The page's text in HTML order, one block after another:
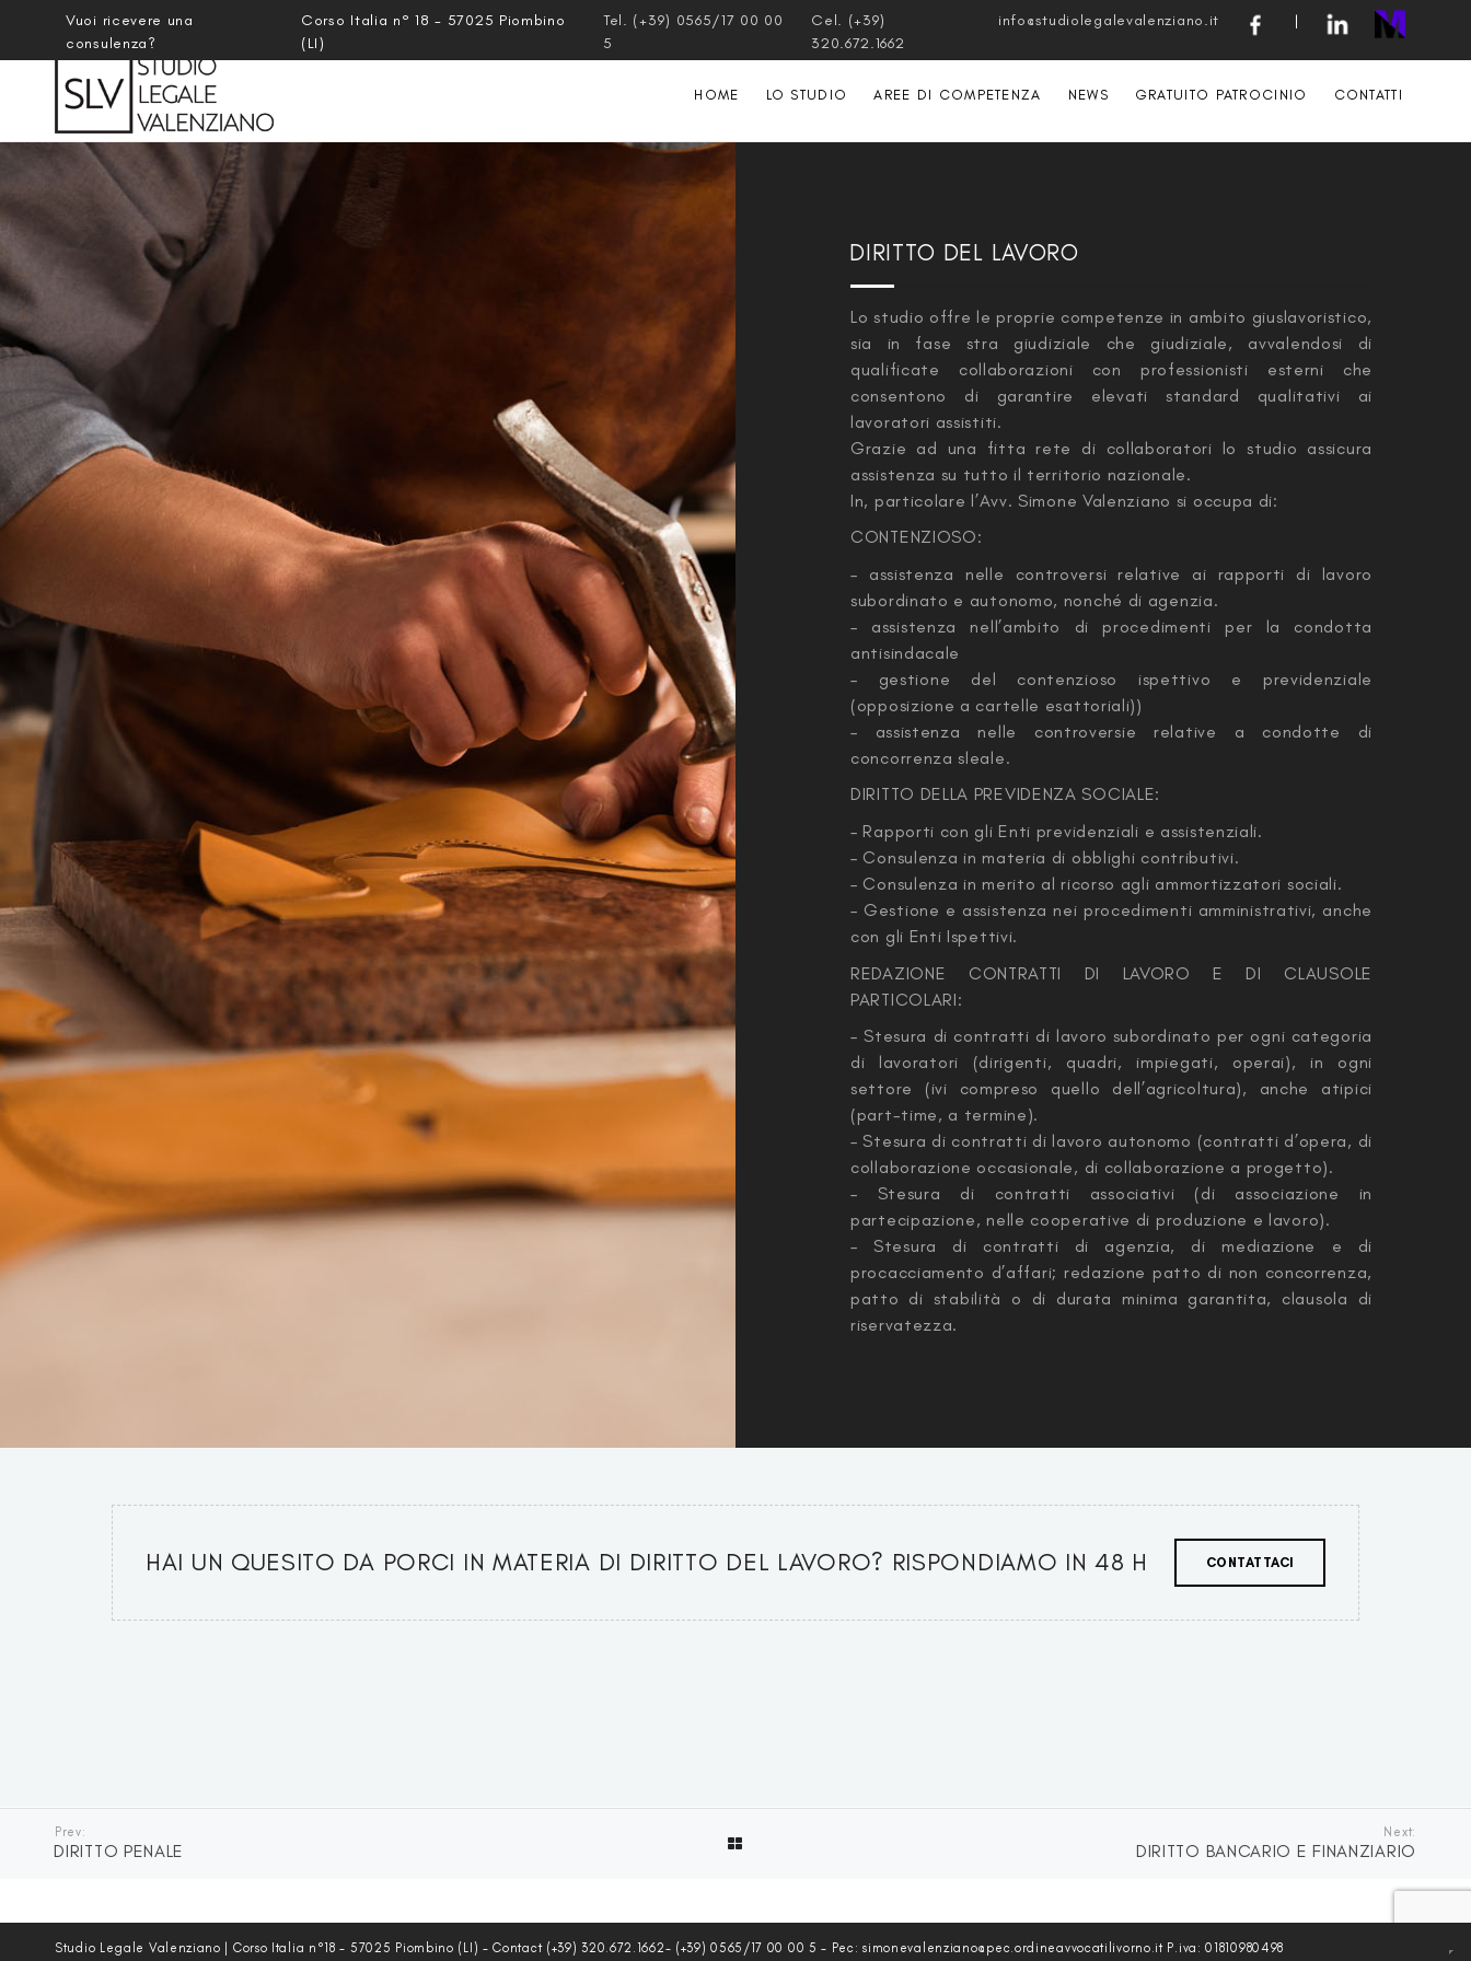
Vuoi ricevere una
consulenza?
Corso Italia n° 18 - 57025 Piombino
(LI)
Tel. (+39) 0565/17 00 00
5
Cel. (+39)
320.672.1662
info@studiolegalevalenziano.it |
HOME LO STUDIO AREE DI COMPETENZA NEWS GRATUITO PATROCINIO CONTATTI
DIRITTO DEL LAVORO
Lo studio offre le proprie competenze in ambito giuslavoristico,
sia in fase stra giudiziale che giudiziale, avvalendosi di
qualificate collaborazioni con professionisti esterni che
consentono di garantire elevati standard qualitativi ai
lavoratori assistiti.
Grazie ad una fitta rete di collaboratori lo studio assicura
assistenza su tutto il territorio nazionale.
In, particolare l’Avv. Simone Valenziano si occupa di:
CONTENZIOSO:
– assistenza nelle controversi relative ai rapporti di lavoro
subordinato e autonomo, nonché di agenzia.
– assistenza nell’ambito di procedimenti per la condotta
antisindacale
– gestione del contenzioso ispettivo e previdenziale
(opposizione a cartelle esattoriali))
– assistenza nelle controversie relative a condotte di
concorrenza sleale.
DIRITTO DELLA PREVIDENZA SOCIALE:
– Rapporti con gli Enti previdenziali e assistenziali.
– Consulenza in materia di obblighi contributivi.
– Consulenza in merito al ricorso agli ammortizzatori sociali.
– Gestione e assistenza nei procedimenti amministrativi, anche
con gli Enti Ispettivi.
REDAZIONE CONTRATTI DI LAVORO E DI CLAUSOLE
PARTICOLARI:
– Stesura di contratti di lavoro subordinato per ogni categoria
di lavoratori (dirigenti, quadri, impiegati, operai), in ogni
settore (ivi compreso quello dell’agricoltura), anche atipici
(part-time, a termine).
– Stesura di contratti di lavoro autonomo (contratti d’opera, di
collaborazione occasionale, di collaborazione a progetto).
– Stesura di contratti associativi (di associazione in
partecipazione, nelle cooperative di produzione e lavoro).
– Stesura di contratti di agenzia, di mediazione e di
procacciamento d’affari; redazione patto di non concorrenza,
patto di stabilità o di durata minima garantita, clausola di
riservatezza.
HAI UN QUESITO DA PORCI IN MATERIA DI DIRITTO DEL LAVORO? RISPONDIAMO IN 48 H CONTATTACI
Prev:
DIRITTO PENALE
Next:
DIRITTO BANCARIO E FINANZIARIO
Studio Legale Valenziano | Corso Italia n°18 - 57025 Piombino (LI) - Contact (+39) 320.672.1662- (+39) 0565/17 00 00 5 - Pec: simonevalenziano@pec.ordineavvocatilivorno.it P.iva: 01810980498